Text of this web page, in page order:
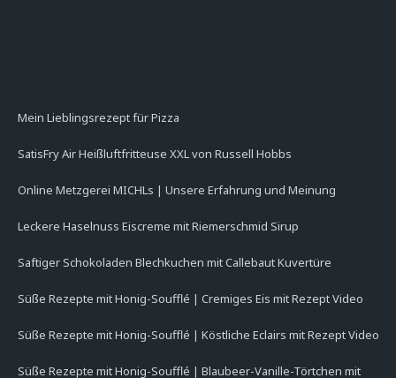
Mein Lieblingsrezept für Pizza
SatisFry Air Heißluftfritteuse XXL von Russell Hobbs
Online Metzgerei MICHLs | Unsere Erfahrung und Meinung
Leckere Haselnuss Eiscreme mit Riemerschmid Sirup
Saftiger Schokoladen Blechkuchen mit Callebaut Kuvertüre
Süße Rezepte mit Honig-Soufflé | Cremiges Eis mit Rezept Video
Süße Rezepte mit Honig-Soufflé | Köstliche Eclairs mit Rezept Video
Süße Rezepte mit Honig-Soufflé | Blaubeer-Vanille-Törtchen mit